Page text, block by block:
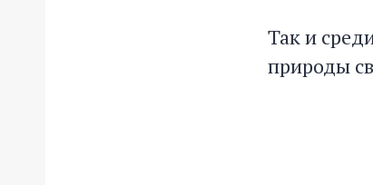
Так и
природы